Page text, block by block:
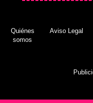
Quiénes
somos
Aviso Legal